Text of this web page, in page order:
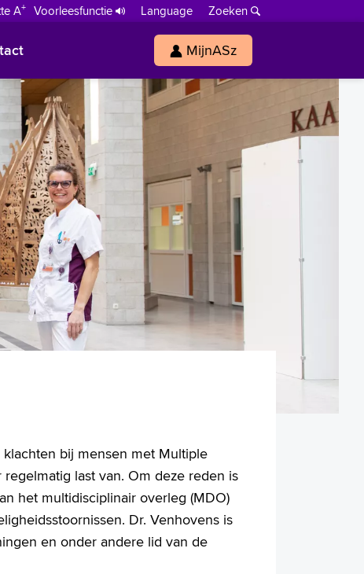
A+ Voorleesfunctie Language
Zoeken
MijnASz
bij mensen met Multiple
last van. Om deze reden is
het multidisciplinair overleg (MDO)
Dr. Venhovens is
en onder andere lid van de